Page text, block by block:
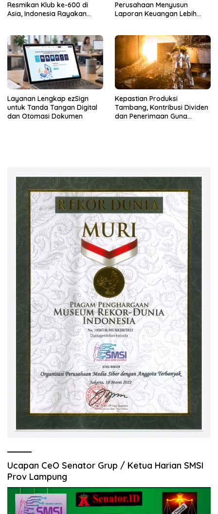
Resmikan Klub ke-600 di
Asia, Indonesia Rayakan
Cipayung
Perusahaan Menyusun
Laporan Keuangan Lebih
Layanan Lengkap ezSign
untuk Tanda Tangan Digital
dan Otomasi Dokumen
Kepastian Produksi
Tambang, Kontribusi Dividen
dan Penerimaan Guna
Ucapan CeO Senator Grup / Ketua Harian SMSI
Prov Lampung